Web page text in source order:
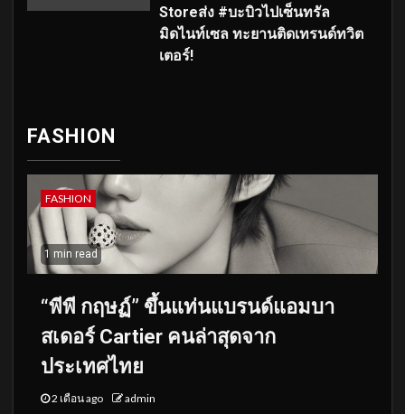
Storeส่ง #บะบิวไปเซ็นทรัล
มิดไนท์เซล ทะยานติดเทรนด์ทวิต
เตอร์!
FASHION
FASHION
1 min read
“พีพี กฤษฏ์” ขึ้นแท่นแบรนด์แอมบา
สเดอร์ Cartier คนล่าสุดจาก
ประเทศไทย
2 เดือน ago admin